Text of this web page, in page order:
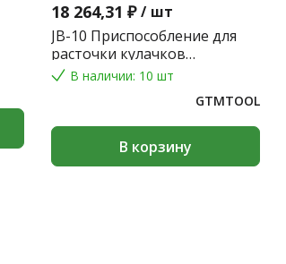
18 264,31 ₽ / шт
JB-10 Приспособление для
расточки кулачков
токарного патрона
В наличии: 10 шт
GTMTOOL
В корзину